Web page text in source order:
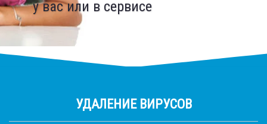
у вас или в сервисе
запчасти
УДАЛЕНИЕ ВИРУСОВ